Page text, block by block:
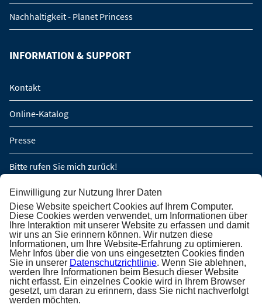
Nachhaltigkeit - Planet Princess
INFORMATION & SUPPORT
Kontakt
Online-Katalog
Presse
Bitte rufen Sie mich zurück!
Gruppe anfragen (ab 16 Personen/8 Kabinen)
NEWSLETTER ABONNIEREN
Newsletter abonnieren
Einwilligung zur Nutzung Ihrer Daten
Diese Website speichert Cookies auf Ihrem Computer.
Diese Cookies werden verwendet, um Informationen über
Ihre Interaktion mit unserer Website zu erfassen und damit
wir uns an Sie erinnern können. Wir nutzen diese
Informationen, um Ihre Website-Erfahrung zu optimieren.
Mehr Infos über die von uns eingesetzten Cookies finden
Sie in unserer Datenschutzrichtlinie. Wenn Sie ablehnen,
werden Ihre Informationen beim Besuch dieser Website
nicht erfasst. Ein einzelnes Cookie wird in Ihrem Browser
gesetzt, um daran zu erinnern, dass Sie nicht nachverfolgt
werden möchten.